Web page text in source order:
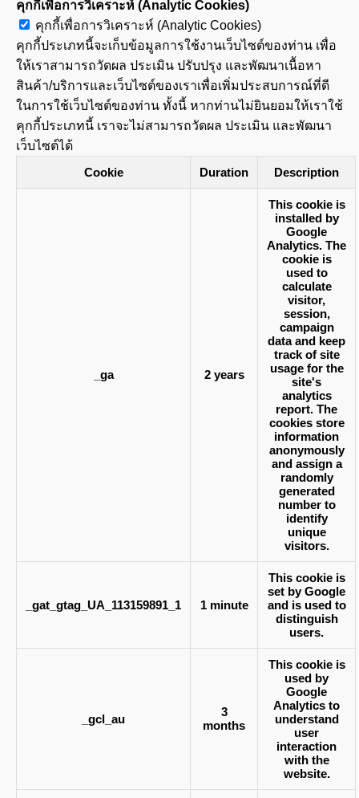
คุกกี้เพื่อการวิเคราะห์ (Analytic Cookies)
คุกกี้เพื่อการวิเคราะห์ (Analytic Cookies)
คุกกี้ประเภทนี้จะเก็บข้อมูลการใช้งานเว็บไซต์ของท่าน เพื่อ
ให้เราสามารถวัดผล ประเมิน ปรับปรุง และพัฒนาเนื้อหา
สินค้า/บริการและเว็บไซต์ของเราเพื่อเพิ่มประสบการณ์ที่ดี
ในการใช้เว็บไซต์ของท่าน ทั้งนี้ หากท่านไม่ยินยอมให้เราใช้
คุกกี้ประเภทนี้ เราจะไม่สามารถวัดผล ประเมิน และพัฒนา
เว็บไซต์ได้
Cookie
Duration Description
_ga 2 years
This cookie is
installed by
Google
Analytics. The
cookie is
used to
calculate
visitor,
session,
campaign
data and keep
track of site
usage for the
site's
analytics
report. The
cookies store
information
anonymously
and assign a
randomly
generated
number to
identify
unique
visitors.
_gat_gtag_UA_113159891_1 1 minute
This cookie is
set by Google
and is used to
distinguish
users.
_gcl_au
3
months
This cookie is
used by
Google
Analytics to
understand
user
interaction
with the
website.